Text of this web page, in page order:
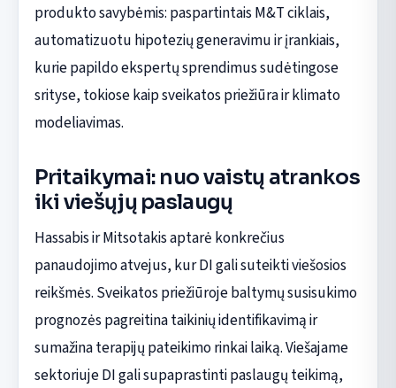
produkto savybėmis: paspartintais M&T ciklais,
automatizuotu hipotezių generavimu ir įrankiais,
kurie papildo ekspertų sprendimus sudėtingose
srityse, tokiose kaip sveikatos priežiūra ir klimato
modeliavimas.
Pritaikymai: nuo vaistų atrankos
iki viešųjų paslaugų
Hassabis ir Mitsotakis aptarė konkrečius
panaudojimo atvejus, kur DI gali suteikti viešosios
reikšmės. Sveikatos priežiūroje baltymų susisukimo
prognozės pagreitina taikinių identifikavimą ir
sumažina terapijų pateikimo rinkai laiką. Viešajame
sektoriuje DI gali supaprastinti paslaugų teikimą,